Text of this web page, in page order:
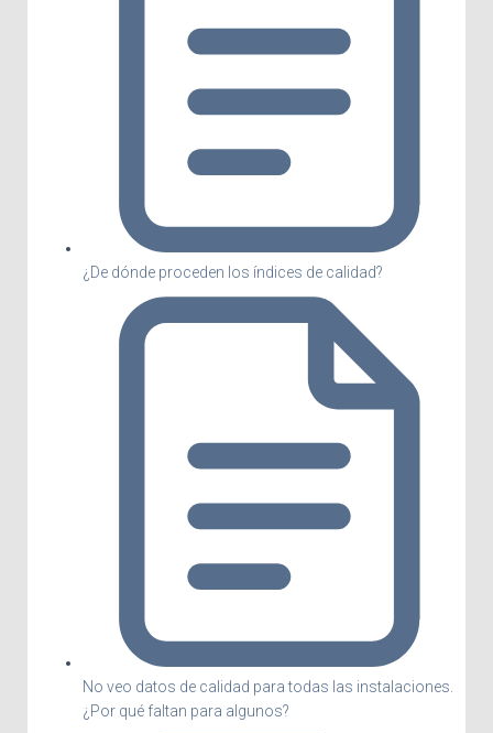
¿De dónde proceden los índices de calidad?
No veo datos de calidad para todas las instalaciones.
¿Por qué faltan para algunos?